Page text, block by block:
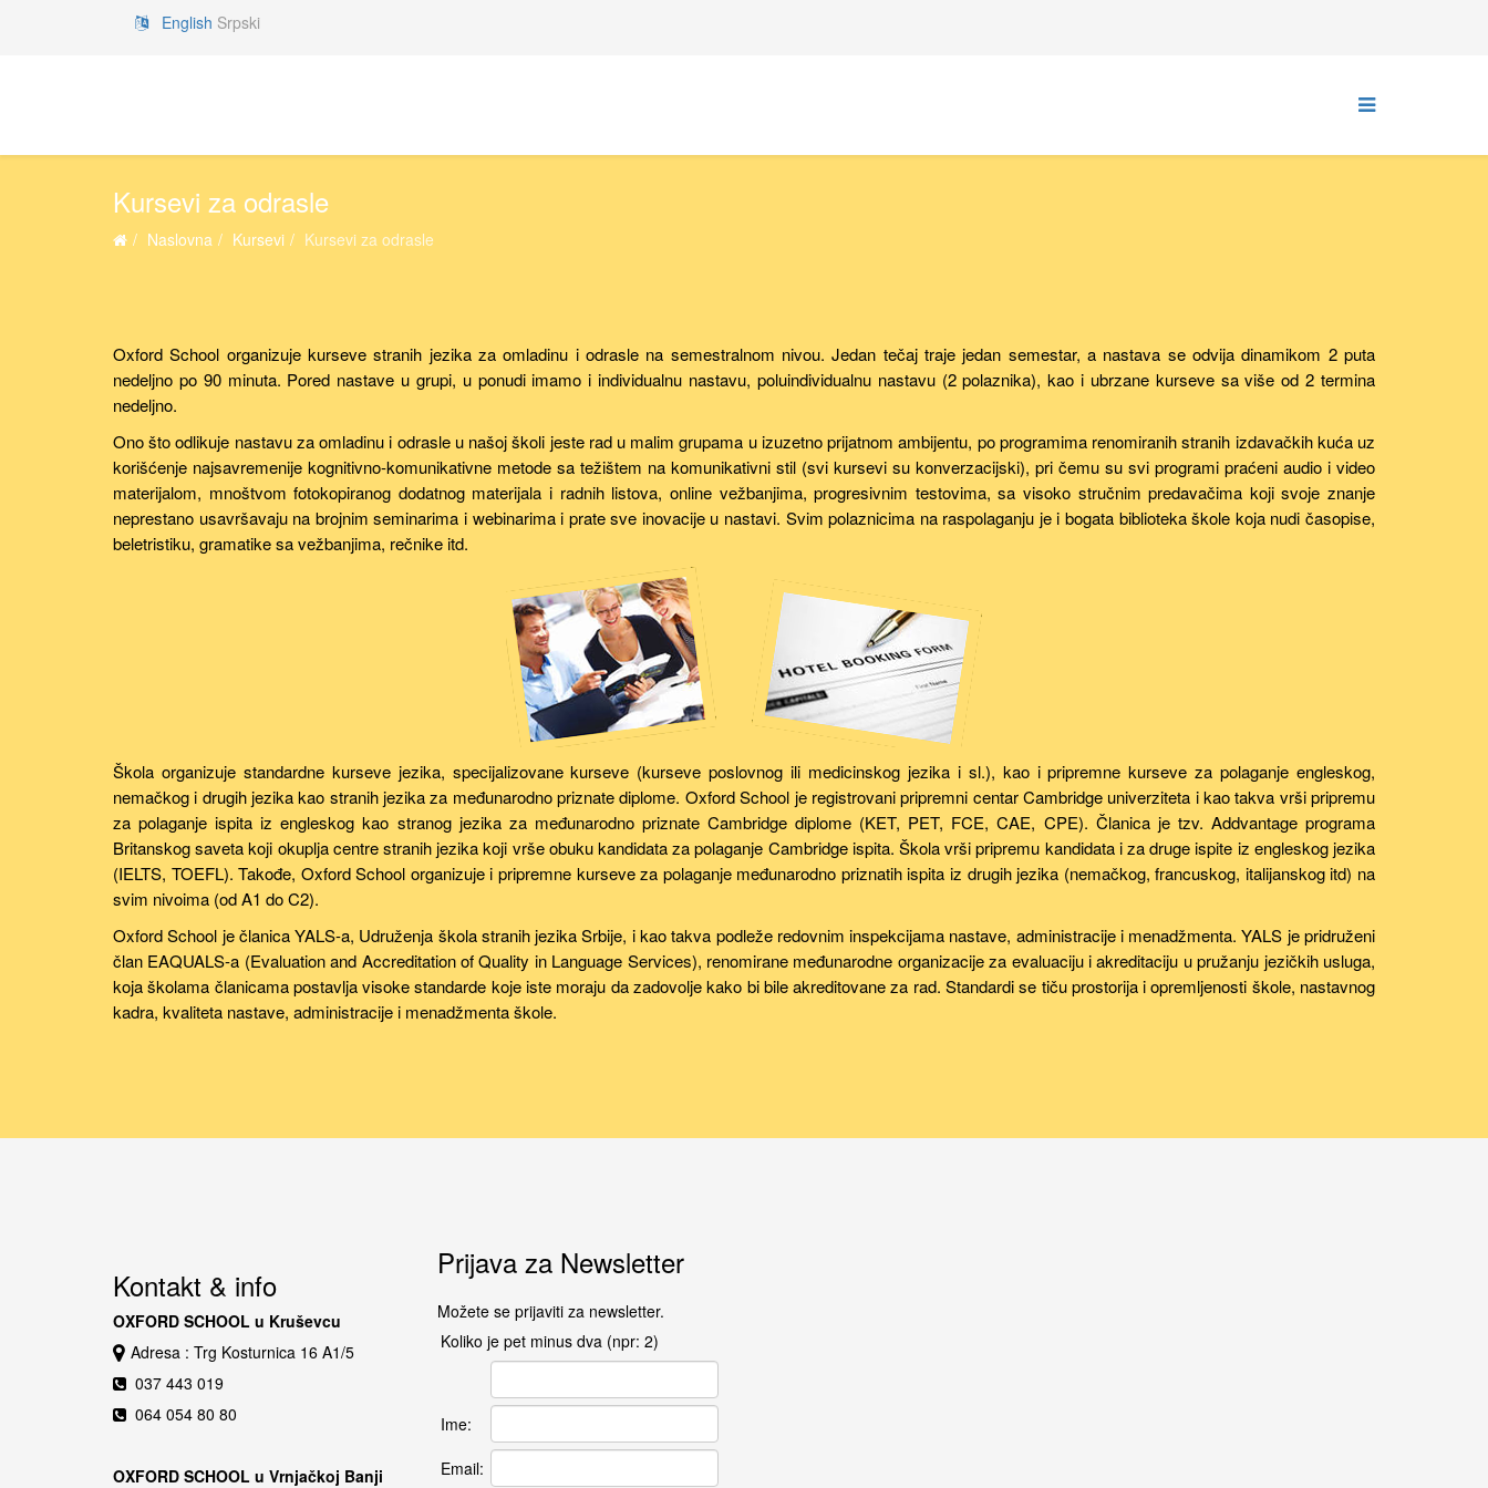
English Srpski
Kursevi za odrasle
Naslovna Kursevi Kursevi za odrasle
Oxford School organizuje kurseve stranih jezika za omladinu i odrasle na semestralnom nivou. Jedan tečaj traje jedan semestar, a nastava se odvija dinamikom 2 puta
nedeljno po 90 minuta. Pored nastave u grupi, u ponudi imamo i individualnu nastavu, poluindividualnu nastavu (2 polaznika), kao i ubrzane kurseve sa više od 2 termina
nedeljno.
Ono što odlikuje nastavu za omladinu i odrasle u našoj školi jeste rad u malim grupama u izuzetno prijatnom ambijentu, po programima renomiranih stranih izdavačkih kuća uz
korišćenje najsavremenije kognitivno-komunikativne metode sa težištem na komunikativni stil (svi kursevi su konverzacijski), pri čemu su svi programi praćeni audio i video
materijalom, mnoštvom fotokopiranog dodatnog materijala i radnih listova, online vežbanjima, progresivnim testovima, sa visoko stručnim predavačima koji svoje znanje
neprestano usavršavaju na brojnim seminarima i webinarima i prate sve inovacije u nastavi. Svim polaznicima na raspolaganju je i bogata biblioteka škole koja nudi časopise,
beletristiku, gramatike sa vežbanjima, rečnike itd.
Škola organizuje standardne kurseve jezika, specijalizovane kurseve (kurseve poslovnog ili medicinskog jezika i sl.), kao i pripremne kurseve za polaganje engleskog,
nemačkog i drugih jezika kao stranih jezika za međunarodno priznate diplome. Oxford School je registrovani pripremni centar Cambridge univerziteta i kao takva vrši pripremu
za polaganje ispita iz engleskog kao stranog jezika za međunarodno priznate Cambridge diplome (KET, PET, FCE, CAE, CPE). Članica je tzv. Addvantage programa
Britanskog saveta koji okuplja centre stranih jezika koji vrše obuku kandidata za polaganje Cambridge ispita. Škola vrši pripremu kandidata i za druge ispite iz engleskog jezika
(IELTS, TOEFL). Takođe, Oxford School organizuje i pripremne kurseve za polaganje međunarodno priznatih ispita iz drugih jezika (nemačkog, francuskog, italijanskog itd) na
svim nivoima (od A1 do C2).
Oxford School je članica YALS-a, Udruženja škola stranih jezika Srbije, i kao takva podleže redovnim inspekcijama nastave, administracije i menadžmenta. YALS je pridruženi
član EAQUALS-a (Evaluation and Accreditation of Quality in Language Services), renomirane međunarodne organizacije za evaluaciju i akreditaciju u pružanju jezičkih usluga,
koja školama članicama postavlja visoke standarde koje iste moraju da zadovolje kako bi bile akreditovane za rad. Standardi se tiču prostorija i opremljenosti škole, nastavnog
kadra, kvaliteta nastave, administracije i menadžmenta škole.
Kontakt & info
OXFORD SCHOOL u Kruševcu
Adresa : Trg Kosturnica 16 A1/5
037 443 019
064 054 80 80
OXFORD SCHOOL u Vrnjačkoj Banji
Prijava za Newsletter
Možete se prijaviti za newsletter.
Koliko je pet minus dva (npr: 2)
Ime:
Email: